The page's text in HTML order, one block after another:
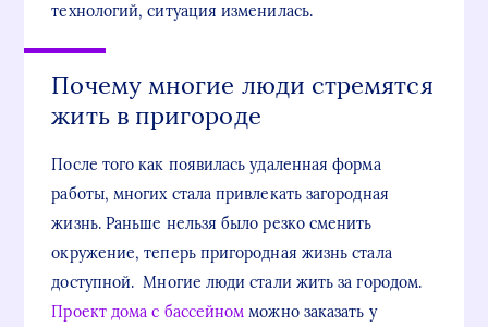
технологий, ситуация изменилась.
Почему многие люди стремятся
жить в пригороде
После того как появилась удаленная форма
работы, многих стала привлекать загородная
жизнь. Раньше нельзя было резко сменить
окружение, теперь пригородная жизнь стала
доступной. Многие люди стали жить за городом.
Проект дома с бассейном можно заказать у